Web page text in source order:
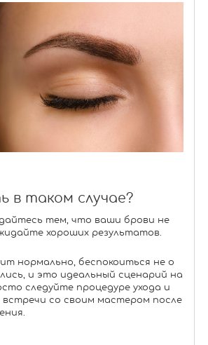
в таком случае?
тем, что ваши брови не
хороших результатов.
нормально, беспокоиться не о
и это идеальный сценарий на
следуйте процедуре ухода и
встречи со своим мастером после